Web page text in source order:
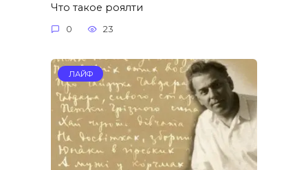
Что такое роялти
0 23
ЛАЙФ